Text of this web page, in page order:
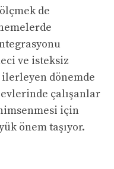
de
ve isteksiz
ilerleyen dönemde
evlerinde çalışanlar
için
önem taşıyor.